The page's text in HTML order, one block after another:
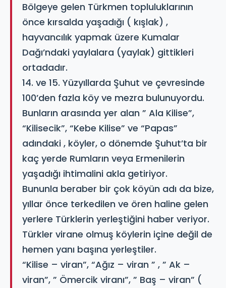
Bölgeye gelen Türkmen topluluklarının
önce kırsalda yaşadığı ( kışlak) ,
hayvancılık yapmak üzere Kumalar
Dağı’ndaki yaylalara (yaylak) gittikleri
ortadadır.
14. ve 15. Yüzyıllarda Şuhut ve çevresinde
100’den fazla köy ve mezra bulunuyordu.
Bunların arasında yer alan ” Ala Kilise”,
“Kilisecik”, “Kebe Kilise” ve “Papas”
adındaki , köyler, o dönemde Şuhut’ta bir
kaç yerde Rumların veya Ermenilerin
yaşadığı ihtimalini akla getiriyor.
Bununla beraber bir çok köyün adı da bize,
yıllar önce terkedilen ve ören haline gelen
yerlere Türklerin yerleştiğini haber veriyor.
Türkler virane olmuş köylerin içine değil de
hemen yanı başına yerleştiler.
“Kilise – viran”, “Ağız – viran ” , ” Ak –
viran”, ” Ömercik viranı”, ” Baş – viran” (